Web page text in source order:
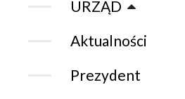
URZĄD
Aktualności
Prezydent